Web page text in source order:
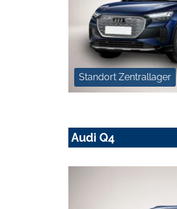
Standort Zentrallager
Audi Q4